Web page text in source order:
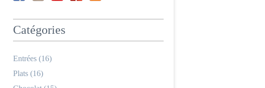
Catégories
Entrées (16)
Plats (16)